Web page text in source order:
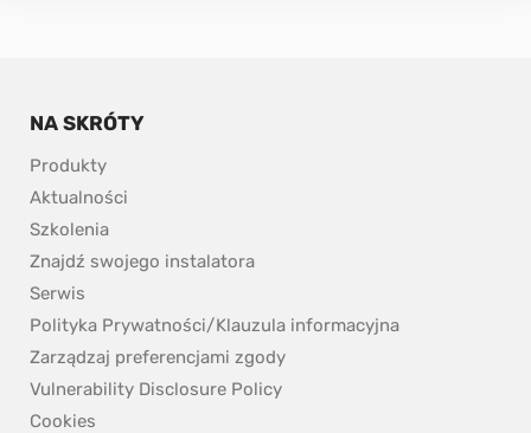
NA SKRÓTY
Produkty
Aktualności
Szkolenia
Znajdź swojego instalatora
Serwis
Polityka Prywatności/Klauzula informacyjna
Zarządzaj preferencjami zgody
Vulnerability Disclosure Policypdf, 153.9 kB.
Cookies